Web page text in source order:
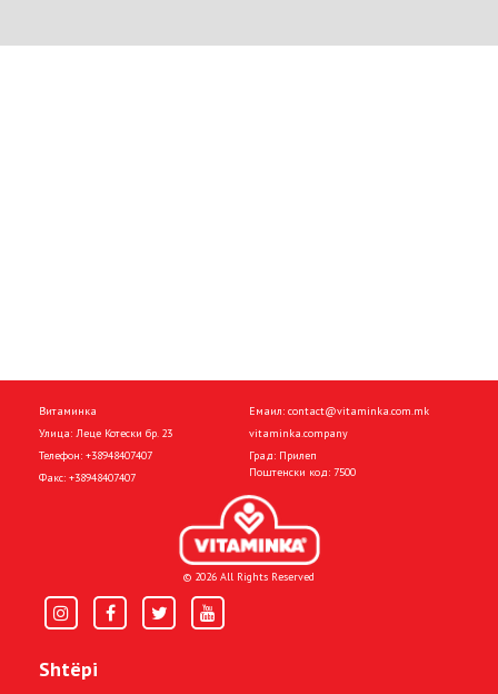
Витаминка
Улица: Леце Котески бр. 23
Телефон: +38948407407
Факс: +38948407407
Емаил: contact@vitaminka.com.mk
vitaminka.company
Град: Прилеп
Поштенски код: 7500
© 2026 All Rights Reserved
Shtëpi